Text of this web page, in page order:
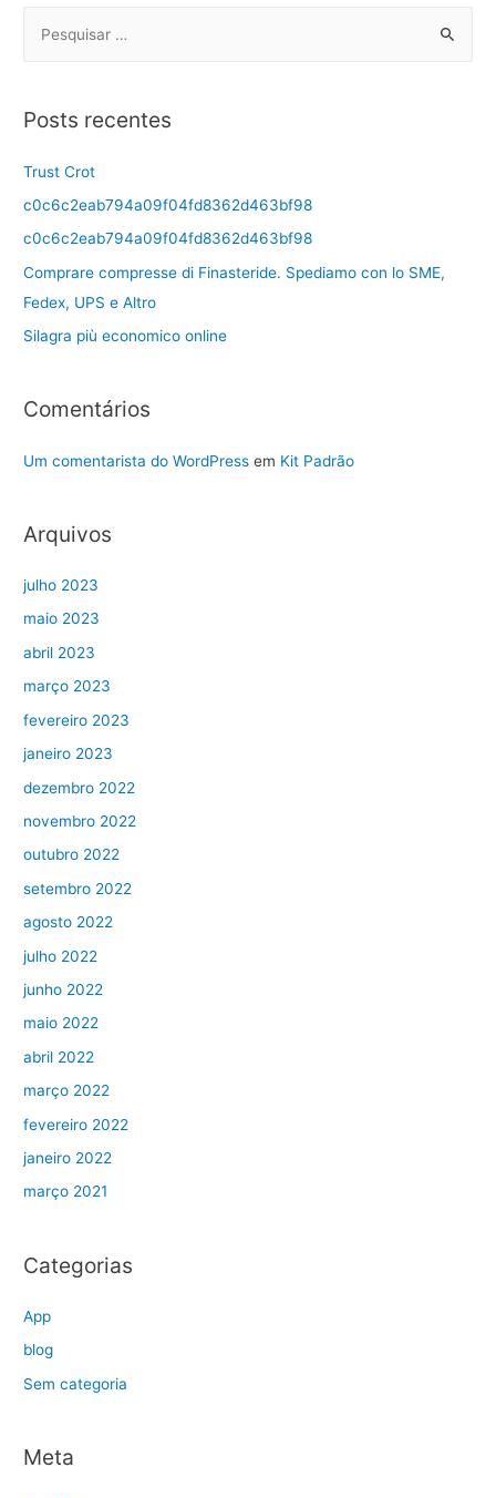
Posts recentes
Trust Crot
c0c6c2eab794a09f04fd8362d463bf98
c0c6c2eab794a09f04fd8362d463bf98
Comprare compresse di Finasteride. Spediamo con lo SME,
Fedex, UPS e Altro
Silagra più economico online
Comentários
Um comentarista do WordPress em Kit Padrão
Arquivos
julho 2023
maio 2023
abril 2023
março 2023
fevereiro 2023
janeiro 2023
dezembro 2022
novembro 2022
outubro 2022
setembro 2022
agosto 2022
julho 2022
junho 2022
maio 2022
abril 2022
março 2022
fevereiro 2022
janeiro 2022
março 2021
Categorias
App
blog
Sem categoria
Meta